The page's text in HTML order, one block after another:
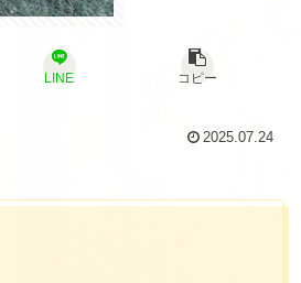
LINE コピー
2025.07.24